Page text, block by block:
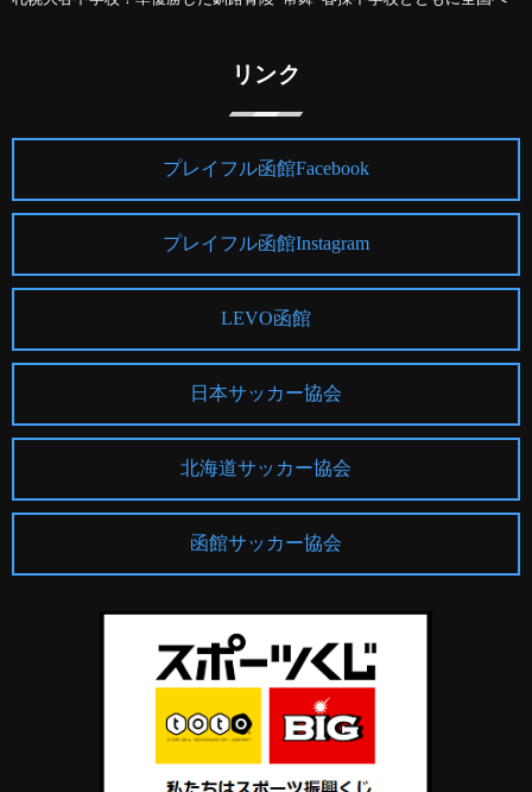
リンク
プレイフル函館Facebook
プレイフル函館Instagram
LEVO函館
日本サッカー協会
北海道サッカー協会
函館サッカー協会